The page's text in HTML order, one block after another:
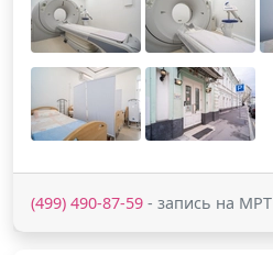
(499) 490-87-59 - запись на МРТ